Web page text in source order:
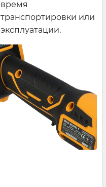
время
транспортировки или
эксплуатации.